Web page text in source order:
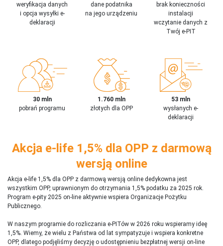
weryfikacja danych
i opcja wysyłki e-
deklaracji
dane podatnika
na jego urządzeniu
brak konieczności
instalacji
wczytanie danych z
Twój e-PIT
30 mln
pobrań programu
1.760 mln
złotych dla OPP
53 mln
wysłanych e-
deklaracji
Akcja e-life 1,5% dla OPP z darmową
wersją online
Akcja e-life 1,5% dla OPP z darmową wersją online dedykowna jest
wszystkim OPP, uprawnionym do otrzymania 1,5% podatku za 2025 rok.
Program e-pity 2025 on-line aktywnie wspiera Organizacje Pożytku
Publicznego.
W naszym programie do rozliczania e-PITów w 2026 roku wspieramy ideę
1,5%. Wiemy, że wielu z Państwa od lat sympatyzuje i wspiera konkretne
OPP, dlatego podjęliśmy decyzję o udostępnieniu bezpłatnej wersji on-line